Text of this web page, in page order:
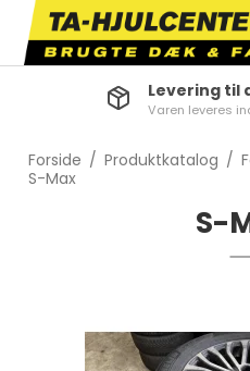
Levering til
Varen leveres
Forside / Produktkatalog /
S-Max
S-